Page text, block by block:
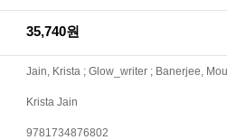
35,740원
Jain, Krista ; Glow_writer ; Banerjee,
Krista Jain
9781734876802